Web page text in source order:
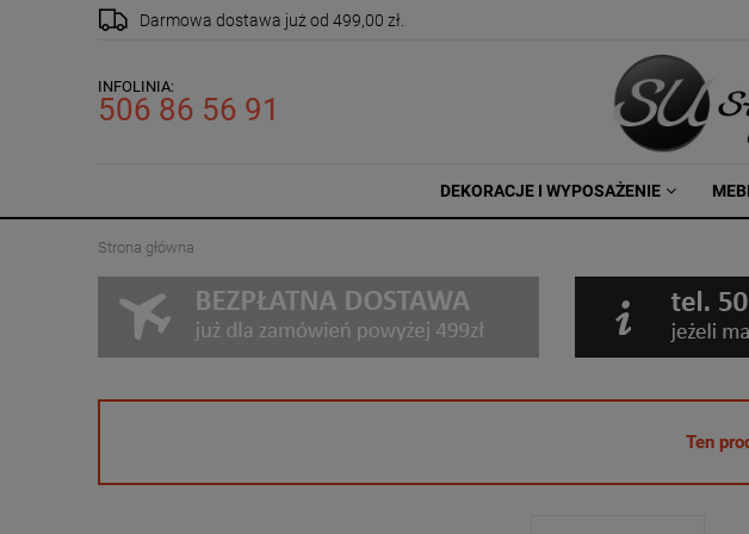
Darmowa dostawa już od 499,00 zł.
INFOLINIA:
506 86 56 91
DEKORACJE I WYPOSAŻENIE
Strona główna
Ten